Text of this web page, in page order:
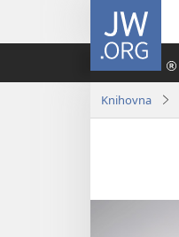
JW.ORG
Knihovna